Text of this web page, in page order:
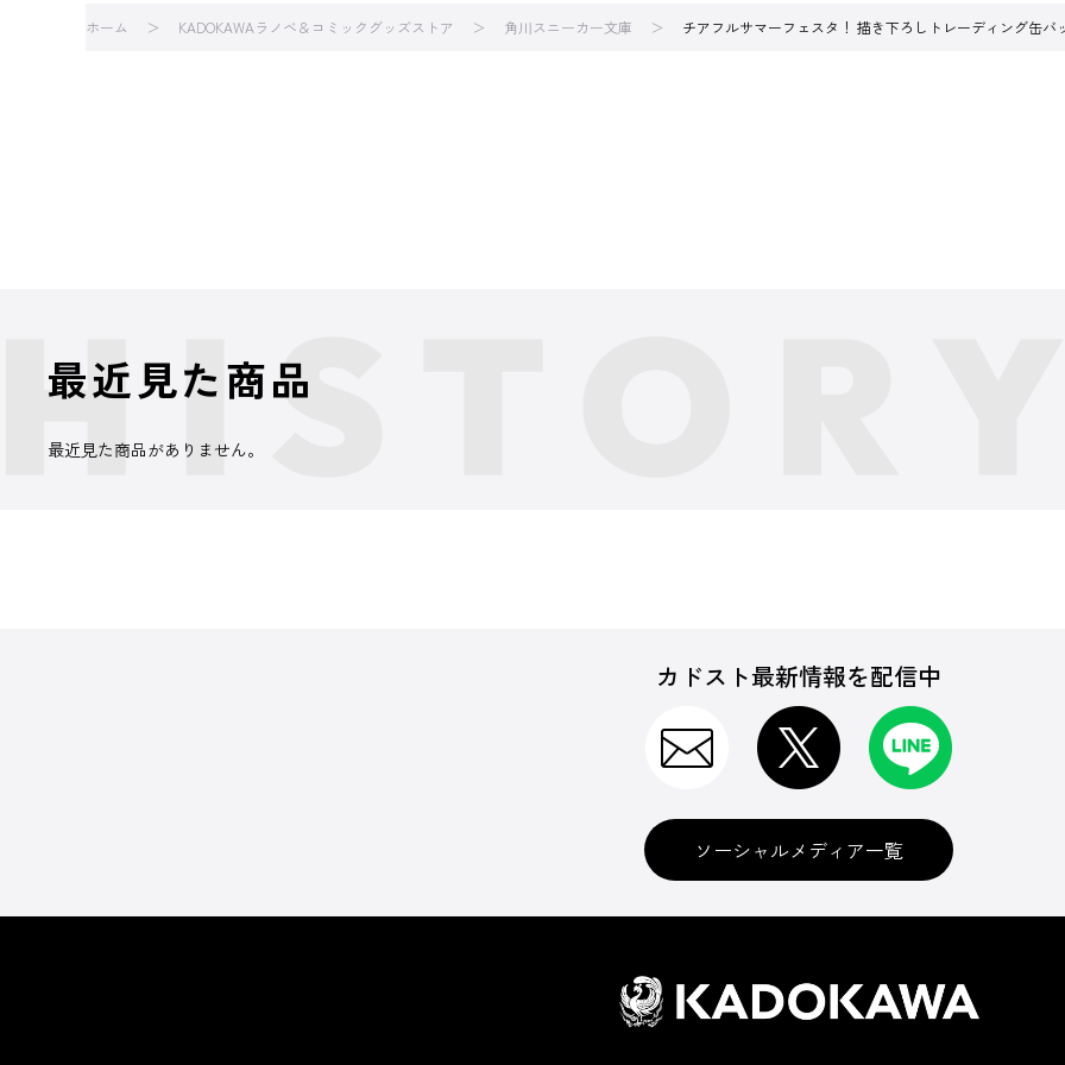
ホーム KADOKAWAラノベ＆コミックグッズストア 角川スニーカー文庫 チアフルサマーフェスタ！ 描き下ろしトレーディング缶バ
最近見た商品
最近見た商品がありません。
カドスト最新情報を配信中
ソーシャルメディア一覧